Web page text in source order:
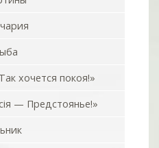
хочется покоя!»
— Предстоянье!»